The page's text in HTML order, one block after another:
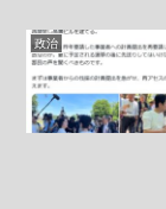
政治